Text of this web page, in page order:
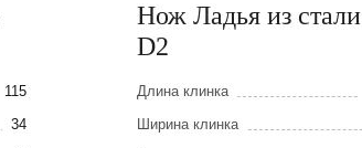
115
34
Нож Ладья из стали
D2
Длина клинка
Ширина клинка